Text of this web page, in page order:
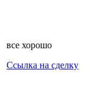
все хорошо
Ссылка на сделку